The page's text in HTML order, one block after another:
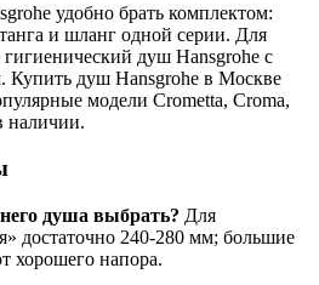
удобно брать комплектом:
и шланг одной серии. Для
гигиенический душ Hansgrohe с
Купить душ Hansgrohe в Москве
модели Crometta, Croma,
наличии.
душа выбрать? Для
достаточно 240-280 мм; большие
хорошего напора.